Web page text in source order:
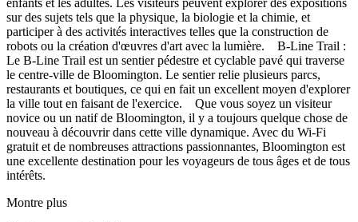
enfants et les adultes. Les visiteurs peuvent explorer des expositions
sur des sujets tels que la physique, la biologie et la chimie, et
participer à des activités interactives telles que la construction de
robots ou la création d'œuvres d'art avec la lumière. B-Line Trail :
Le B-Line Trail est un sentier pédestre et cyclable pavé qui traverse
le centre-ville de Bloomington. Le sentier relie plusieurs parcs,
restaurants et boutiques, ce qui en fait un excellent moyen d'explorer
la ville tout en faisant de l'exercice. Que vous soyez un visiteur
novice ou un natif de Bloomington, il y a toujours quelque chose de
nouveau à découvrir dans cette ville dynamique. Avec du Wi-Fi
gratuit et de nombreuses attractions passionnantes, Bloomington est
une excellente destination pour les voyageurs de tous âges et de tous
intérêts.
Montre plus